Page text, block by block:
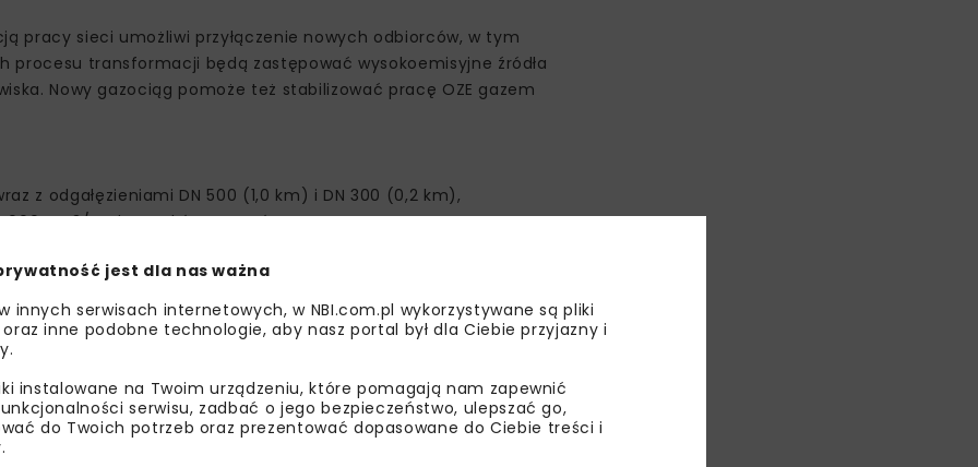
pracy sieci umożliwi przyłączenie nowych odbiorców, w tym
transformacji będą zastępować wysokoemisyjne źródła
Nowy gazociąg pomoże też stabilizować pracę OZE gazem
z odgałęzieniami DN 500 (1,0 km) i DN 300 (0,2 km),
Nm3/godz. „Kraków-Przewóz”,
– Jeziorko” i „Kraków – Na Niwach”.
przeszkód terenowych metodami bezwykopowymi w ponad
(horyzontalny przewiert sterowany) na terenie gminy Kraków,
m,
jest dla nas ważna
innych serwisach internetowych, w NBI.com.pl wykorzystywane są pliki
inne podobne technologie, aby nasz portal był dla Ciebie przyjazny i
instalowane na Twoim urządzeniu, które pomagają nam zapewnić
serwisu, zadbać o jego bezpieczeństwo, ulepszać go,
do Twoich potrzeb oraz prezentować dopasowane do Ciebie treści i